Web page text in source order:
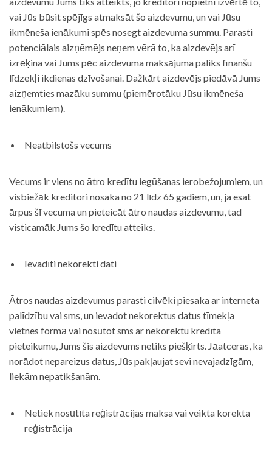
vai Jūs būsit spējīgs atmaksāt šo aizdevumu, un vai Jūsu
ikmēneša ienākumi spēs nosegt aizdevuma summu. Parasti
potenciālais aizņēmējs neņem vērā to, ka aizdevējs arī
izrēķina vai Jums pēc aizdevuma maksājuma paliks finanšu
līdzekļi ikdienas dzīvošanai. Dažkārt aizdevējs piedāvā Jums
aizņemties mazāku summu (piemērotāku Jūsu ikmēneša
ienākumiem).
Neatbilstošs vecums
Vecums ir viens no ātro kredītu iegūšanas ierobežojumiem, un
visbiežāk kreditori nosaka no 21 līdz 65 gadiem, un, ja esat
ārpus šī vecuma un pieteicāt ātro naudas aizdevumu, tad
visticamāk Jums šo kredītu atteiks.
Ievadīti nekorekti dati
Ātros naudas aizdevumus parasti cilvēki piesaka ar interneta
palīdzību vai sms, un ievadot nekorektus datus tīmekļa
vietnes formā vai nosūtot sms ar nekorektu kredīta
pieteikumu, Jums šis aizdevums netiks piešķirts. Jāatceras, ka
norādot nepareizus datus, Jūs pakļaujat sevi nevajadzīgām,
liekām nepatikšanām.
Netiek nosūtīta reģistrācijas maksa vai veikta korekta
reģistrācija